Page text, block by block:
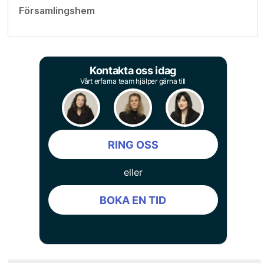
Församlingshem
Kontakta oss idag
Vårt erfarna team hjälper gärna till
RING OSS
eller
BOKA EN TID